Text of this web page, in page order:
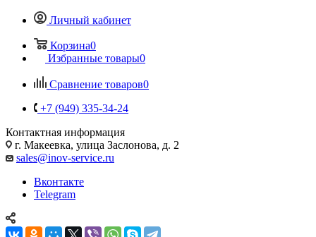
Личный кабинет
Корзина0
Избранные товары0
Сравнение товаров0
+7 (949) 335-34-24
Контактная информация
г. Макеевка, улица Заслонова, д. 2
sales@inov-service.ru
Вконтакте
Telegram